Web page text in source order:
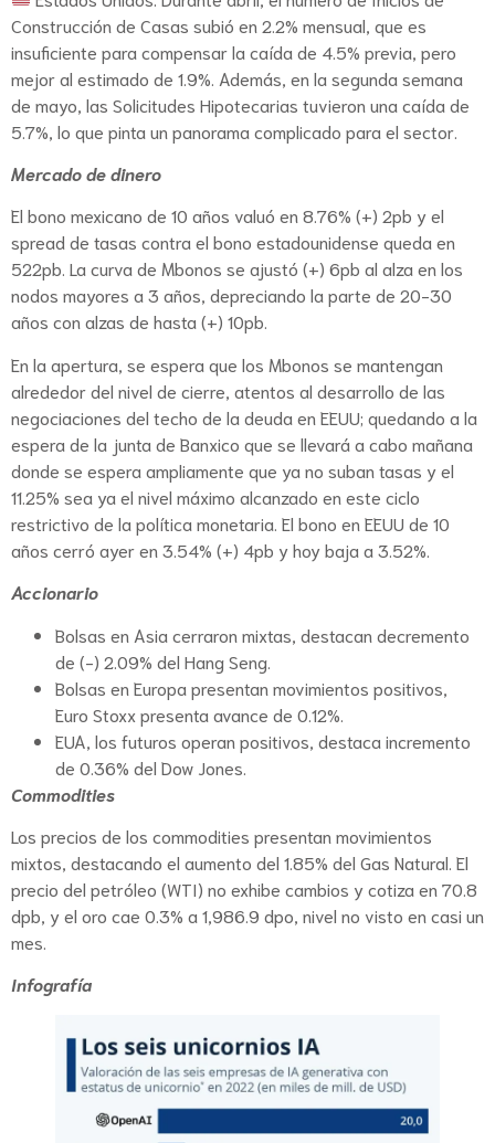
Construcción de Casas subió en 2.2% mensual, que es
insuficiente para compensar la caída de 4.5% previa, pero
mejor al estimado de 1.9%. Además, en la segunda semana
de mayo, las Solicitudes Hipotecarias tuvieron una caída de
5.7%, lo que pinta un panorama complicado para el sector.
Mercado de dinero
El bono mexicano de 10 años valuó en 8.76% (+) 2pb y el
spread de tasas contra el bono estadounidense queda en
522pb. La curva de Mbonos se ajustó (+) 6pb al alza en los
nodos mayores a 3 años, depreciando la parte de 20-30
años con alzas de hasta (+) 10pb.
En la apertura, se espera que los Mbonos se mantengan
alrededor del nivel de cierre, atentos al desarrollo de las
negociaciones del techo de la deuda en EEUU; quedando a la
espera de la junta de Banxico que se llevará a cabo mañana
donde se espera ampliamente que ya no suban tasas y el
11.25% sea ya el nivel máximo alcanzado en este ciclo
restrictivo de la política monetaria. El bono en EEUU de 10
años cerró ayer en 3.54% (+) 4pb y hoy baja a 3.52%.
Accionario
Bolsas en Asia cerraron mixtas, destacan decremento
de (-) 2.09% del Hang Seng.
Bolsas en Europa presentan movimientos positivos,
Euro Stoxx presenta avance de 0.12%.
EUA, los futuros operan positivos, destaca incremento
de 0.36% del Dow Jones.
Commodities
Los precios de los commodities presentan movimientos
mixtos, destacando el aumento del 1.85% del Gas Natural. El
precio del petróleo (WTI) no exhibe cambios y cotiza en 70.8
dpb, y el oro cae 0.3% a 1,986.9 dpo, nivel no visto en casi un
mes.
Infografía